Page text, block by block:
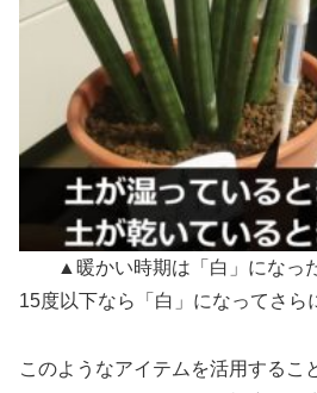
▲暖かい時期は「白」になった
15度以下なら「白」になってさら
このようなアイテムを活用するこ